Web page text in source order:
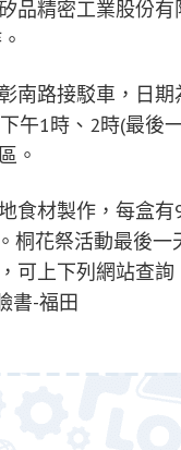
品精密工業股份
南路接駁車，日期
午1時、2時(最後
。
食材製作，每盒
桐花祭活動最後
可上下列網站查
書-福田